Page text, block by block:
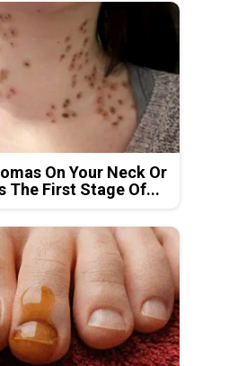
On Your Neck Or
The First Stage Of...